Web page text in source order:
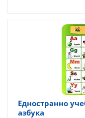
Едностранно
азбука